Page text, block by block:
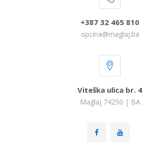
+387 32 465 810
opcina@maglaj.ba
Viteška ulica br. 4
Maglaj 74250 | BA